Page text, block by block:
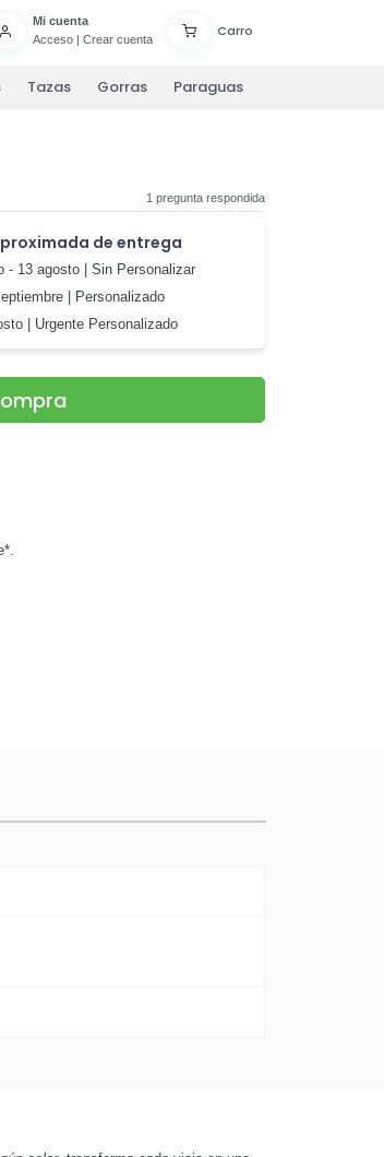
Mi cuenta
Acceso| Crear cuenta
Carro
Tazas Gorras Paraguas
1 pregunta respondida
de entrega
- 13 agosto | Sin Personalizar
| Personalizado
| Urgente Personalizado